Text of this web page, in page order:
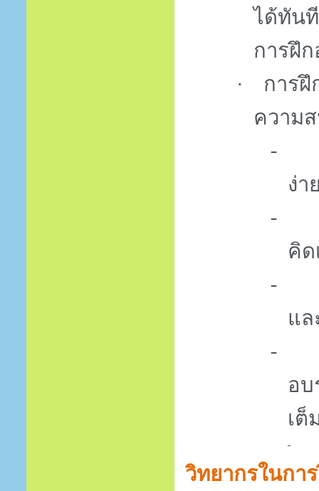
ได้ทัน
การฝึ
·
การฝึ
ความ
-
ง่า
-
คิด
-
แล
-
อบ
เต็
วิทยากรในกา